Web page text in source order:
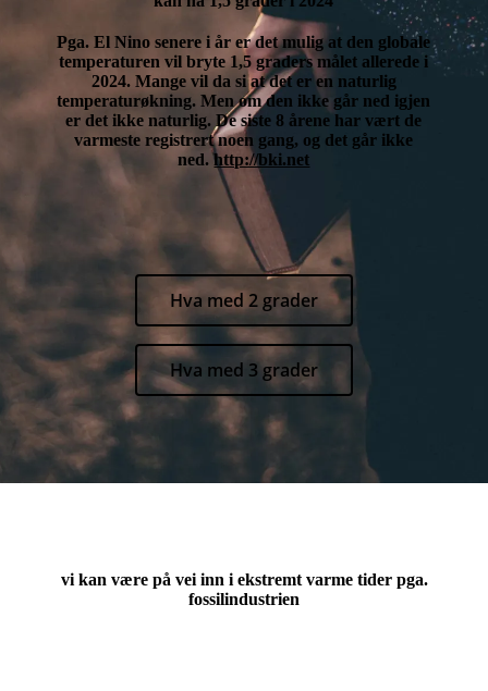
Pga. El Nino senere i år er det mulig at den globale
temperaturen vil bryte 1,5 graders målet allerede i
2024. Mange vil da si at det er en naturlig
temperaturøkning. Men om den ikke går ned igjen
er det ikke naturlig. De siste 8 årene har vært de
varmeste registrert noen gang, og det går ikke
ned.http://bki.net
Hva med 2 grader
Hva med 3 grader
vi kan være på vei inn i ekstremt varme tider pga.
fossilindustrien